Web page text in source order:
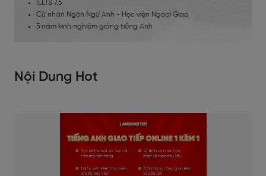
IELTS 7.5
Cử nhân Ngôn Ngữ Anh - Học viện Ngoại Giao
5 năm kinh nghiệm giảng tiếng Anh
Nội Dung Hot